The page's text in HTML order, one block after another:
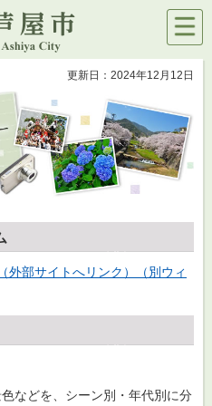
メニ
ュー
更新日：2024年12月12日
外部サイトへリンク）（別ウィ
などを、シーン別・年代別に分